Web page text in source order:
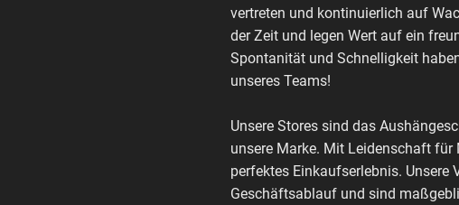
vertreten und kontinuierlich auf
der Zeit und legen Wert auf ein
Spontanität und Schnelligkeit
unseres Teams!
Unsere Stores sind das
unsere Marke. Mit Leidenschaft für
perfektes Einkaufserlebnis. Unsere
Geschäftsablauf und sind